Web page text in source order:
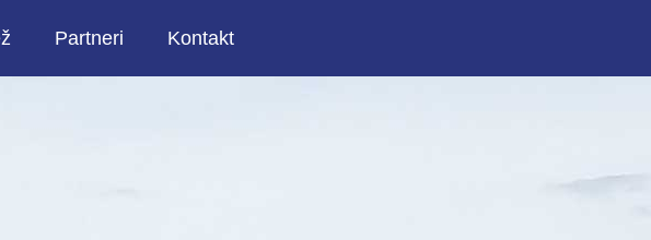
Partneri Kontakt